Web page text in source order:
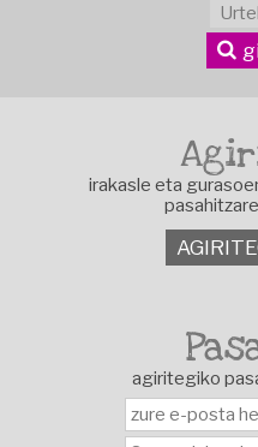
irakasle eta
agiritegiko